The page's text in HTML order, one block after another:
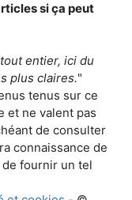
si ça peut
entier, ici du
plus claires."
tenus sur ce
et ne valent pas
de consulter
connaissance de
fournir un tel